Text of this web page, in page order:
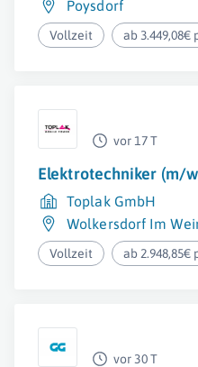
Poysdorf
Vollzeit ab 3.449,08€
vor 17 T
Elektrotechniker (m/
Toplak GmbH
Wolkersdorf Im
Vollzeit ab 2.948,85€
vor 30 T